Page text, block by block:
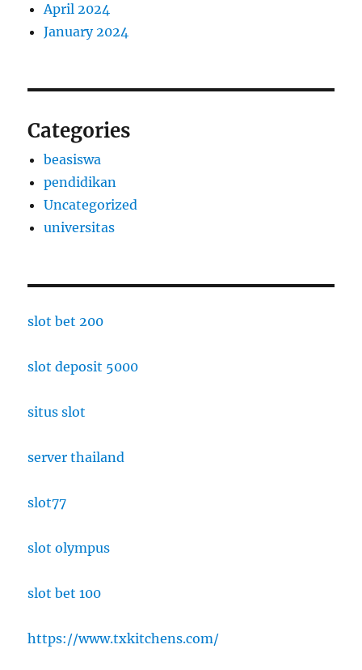
April 2024
January 2024
Categories
beasiswa
pendidikan
Uncategorized
universitas
slot bet 200
slot deposit 5000
situs slot
server thailand
slot77
slot olympus
slot bet 100
https://www.txkitchens.com/